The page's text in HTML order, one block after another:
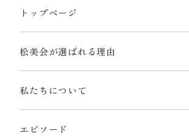
トップページ
松美会が選ばれる理由
私たちについて
エピソード